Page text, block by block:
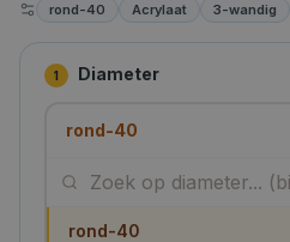
rond-40 Acrylaat 3-wandig
1 Diameter
rond-40
rond-40